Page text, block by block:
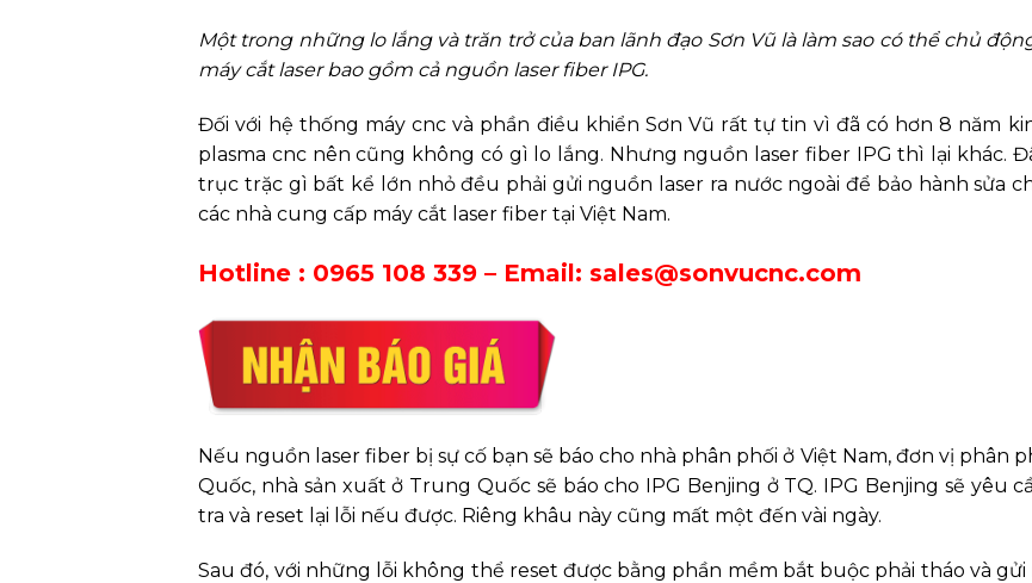
Một trong những lo lắng và trăn trở của ban lãnh đạo Sơn Vũ là làm sao có thể chủ
máy cắt laser bao gồm cả nguồn laser fiber IPG.
Đối với hệ thống máy cnc và phần điều khiển Sơn Vũ rất tự tin vì đã có hơn 8 năm
plasma cnc nên cũng không có gì lo lắng. Nhưng nguồn laser fiber IPG thì lại khác.
trục trặc gì bất kể lớn nhỏ đều phải gửi nguồn laser ra nước ngoài để bảo hành sửa
các nhà cung cấp máy cắt laser fiber tại Việt Nam.
Hotline : 0965 108 339 – Email: sales@sonvucnc.com
Nếu nguồn laser fiber bị sự cố bạn sẽ báo cho nhà phân phối ở Việt Nam, đơn vị phân
Quốc, nhà sản xuất ở Trung Quốc sẽ báo cho IPG Benjing ở TQ. IPG Benjing sẽ yêu
tra và reset lại lỗi nếu được. Riêng khâu này cũng mất một đến vài ngày.
Sau đó, với những lỗi không thể reset được bằng phần mềm bắt buộc phải tháo và gửi